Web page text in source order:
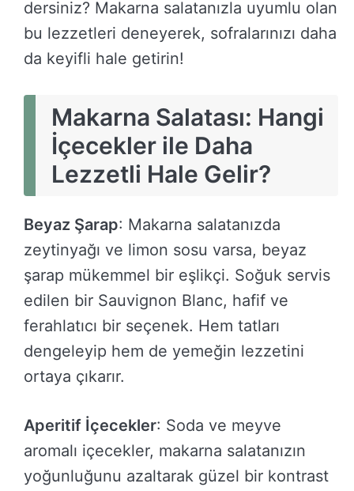
dersiniz? Makarna salatanızla uyumlu olan
bu lezzetleri deneyerek, sofralarınızı daha
da keyifli hale getirin!
Makarna Salatası: Hangi
İçecekler ile Daha
Lezzetli Hale Gelir?
Beyaz Şarap: Makarna salatanızda
zeytinyağı ve limon sosu varsa, beyaz
şarap mükemmel bir eşlikçi. Soğuk servis
edilen bir Sauvignon Blanc, hafif ve
ferahlatıcı bir seçenek. Hem tatları
dengeleyip hem de yemeğin lezzetini
ortaya çıkarır.
Aperitif İçecekler: Soda ve meyve
aromalı içecekler, makarna salatanızın
yoğunluğunu azaltarak güzel bir kontrast